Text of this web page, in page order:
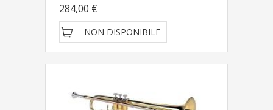
284,00 €
NON DISPONIBILE